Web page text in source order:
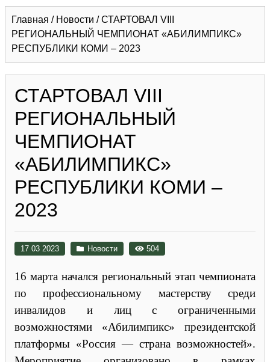
Главная / Новости /СТАРТОВАЛ VIII
РЕГИОНАЛЬНЫЙ ЧЕМПИОНАТ «АБИЛИМПИКС»
РЕСПУБЛИКИ КОМИ – 2023
СТАРТОВАЛ VIII
РЕГИОНАЛЬНЫЙ
ЧЕМПИОНАТ
«АБИЛИМПИКС»
РЕСПУБЛИКИ КОМИ –
2023
17 03 2023 Новости 504
16 марта начался региональный этап чемпионата
по профессиональному мастерству среди
инвалидов и лиц с ограниченными
возможностями «Абилимпикс» президентской
платформы «Россия — страна возможностей».